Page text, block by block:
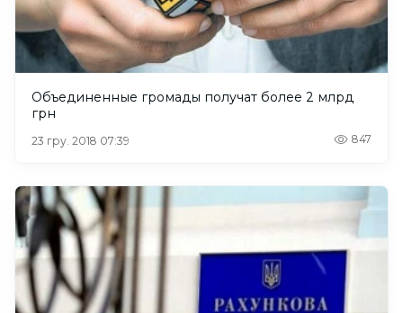
Объединенные громады получат более 2 млрд
грн
23 гру. 2018 07:39 847